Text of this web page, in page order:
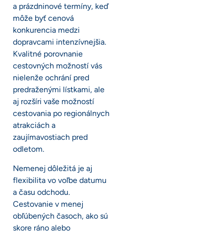
a prázdninové termíny, keď
môže byť cenová
konkurencia medzi
dopravcami intenzívnejšia.
Kvalitné porovnanie
cestovných možností vás
nielenže ochrání pred
predraženými lístkami, ale
aj rozšíri vaše možností
cestovania po regionálnych
atrakciách a
zaujímavostiach pred
odletom.
Nemenej dôležitá je aj
flexibilita vo voľbe datumu
a času odchodu.
Cestovanie v menej
obľúbených časoch, ako sú
skore ráno alebo